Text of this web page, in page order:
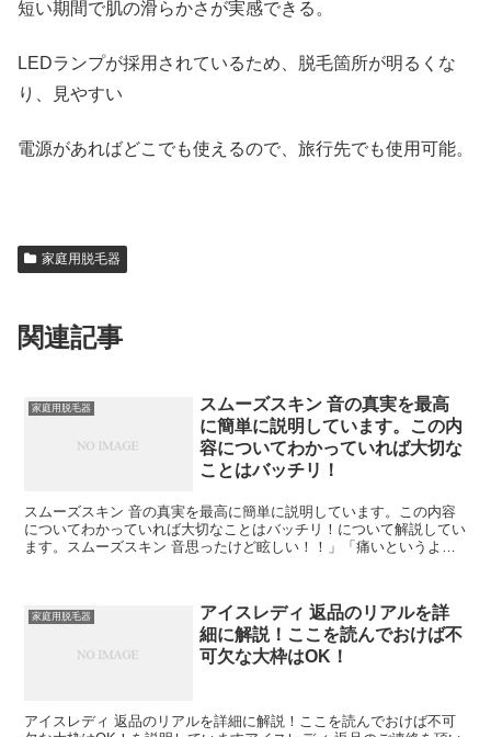
短い期間で肌の滑らかさが実感できる。
LEDランプが採用されているため、脱毛箇所が明るくな
り、見やすい
電源があればどこでも使えるので、旅行先でも使用可能。
家庭用脱毛器
関連記事
家庭用脱毛器
スムーズスキン 音の真実を最高
に簡単に説明しています。この内
容についてわかっていれば大切な
ことはバッチリ！
スムーズスキン 音の真実を最高に簡単に説明しています。この内容
についてわかっていれば大切なことはバッチリ！について解説してい
ます。スムーズスキン 音思ったけど眩しい！！」「痛いというより
家庭用脱毛器
アイスレディ 返品のリアルを詳
細に解説！ここを読んでおけば不
可欠な大枠はOK！
アイスレディ 返品のリアルを詳細に解説！ここを読んでおけば不可